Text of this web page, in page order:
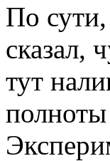
По
сказал,
тут